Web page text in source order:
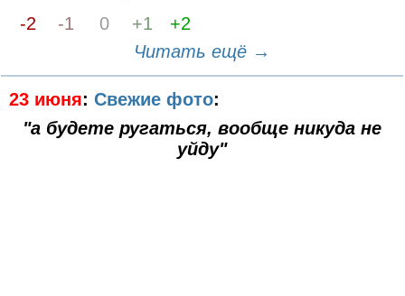
-2
-1 0 +1
+2
Читать ещё →
23 июня: Свежие фото:
"а будете ругаться, вообще никуда не
уйду"